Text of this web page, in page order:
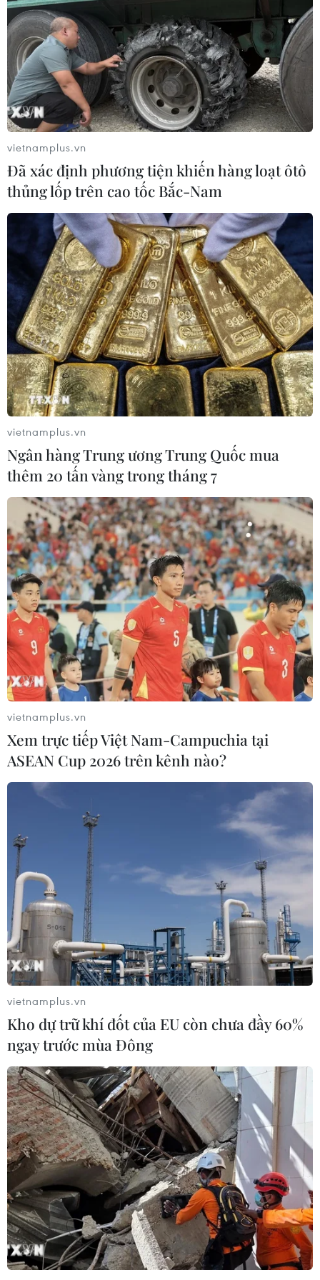
Lại đấu súng trên biên giới Pakistan-Ấn
Độ, 10 người thương vong
31/10/2016 23:55
Ngày 31/10, Pakistan đã cáo buộc Ấn Độ nổ súng nhằm
vào khu vực Nakyal dọc Ranh giới Kiểm soát (LoC) ở
khu vực tranh chấp Kashmir khiến 4 dân thường thiệt
mạng và 6 người khác bị thương.
vietnamplus.vn
Đã xác định phương tiện khiến hàng loạt ôtô
thủng lốp trên cao tốc Bắc-Nam
vietnamplus.vn
Ngân hàng Trung ương Trung Quốc mua
thêm 20 tấn vàng trong tháng 7
vietnamplus.vn
Xem trực tiếp Việt Nam-Campuchia tại
ASEAN Cup 2026 trên kênh nào?
vietnamplus.vn
Kho dự trữ khí đốt của EU còn chưa đầy 60%
ngay trước mùa Đông